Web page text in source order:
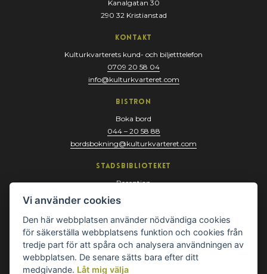
Kanalgatan 30
290 32 Kristianstad
Kontakt
Kulturkvarterets kund- och biljetttelefon
0709 20 58 04
info@kulturkvarteret.com
Bistron
Boka bord
044 – 20 58 88
bordsbokning@kulturkvarteret.com
Stadsbiblioteket
Reception
044 – 13 67 10
Vi använder cookies
Den här webbplatsen använder nödvändiga cookies
för säkerställa webbplatsens funktion och cookies från
tredje part för att spåra och analysera användningen av
webbplatsen. De senare sätts bara efter ditt
medgivande. Låt mig välja